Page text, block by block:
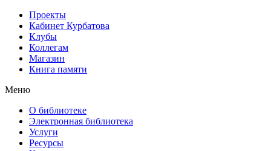
Проекты
Кабинет Курбатова
Клубы
Коллегам
Магазин
Книга памяти
Меню
О библиотеке
Электронная библиотека
Услуги
Ресурсы